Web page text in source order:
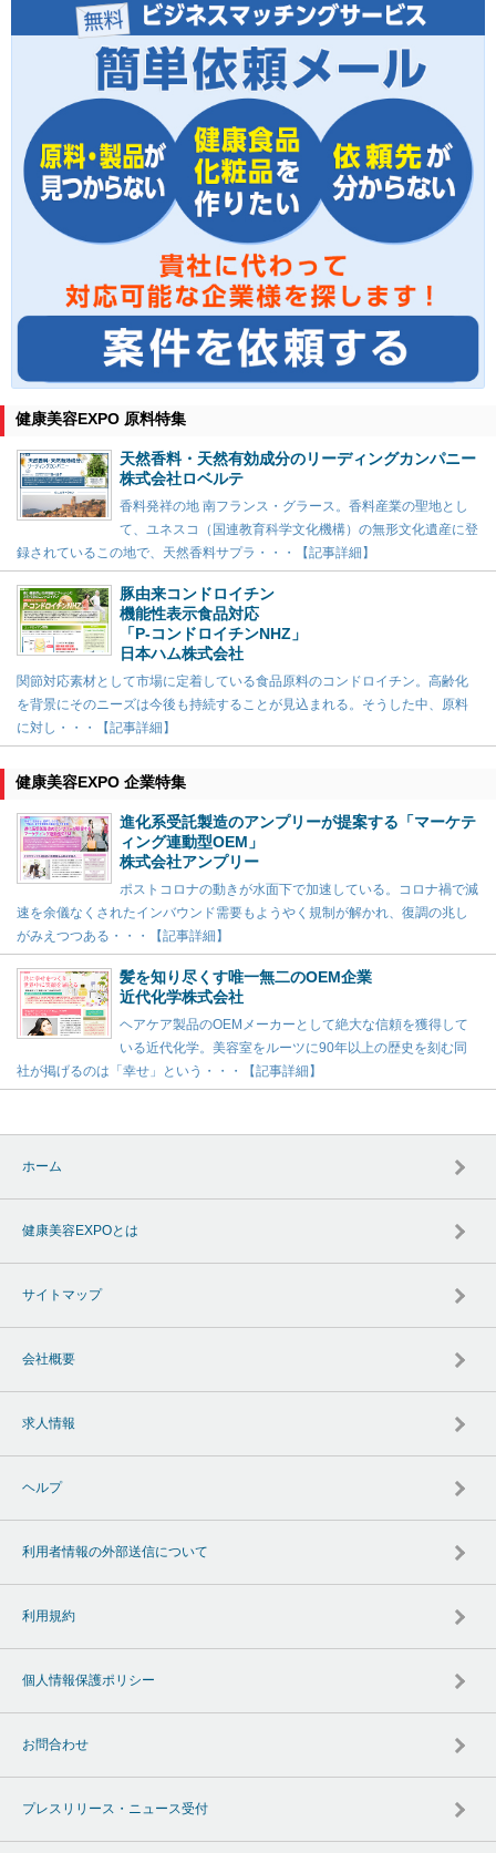
健康美容EXPO 原料特集
天然香料・天然有効成分のリーディングカンパニー
株式会社ロベルテ
香料発祥の地 南フランス・グラース。香料産業の聖地とし
て、ユネスコ（国連教育科学文化機構）の無形文化遺産に登
録されているこの地で、天然香料サプラ・・・【記事詳細】
豚由来コンドロイチン
機能性表示食品対応
「P-コンドロイチンNHZ」
日本ハム株式会社
関節対応素材として市場に定着している食品原料のコンドロイチン。高齢化
を背景にそのニーズは今後も持続することが見込まれる。そうした中、原料
に対し・・・【記事詳細】
健康美容EXPO 企業特集
進化系受託製造のアンプリーが提案する「マーケテ
ィング連動型OEM」
株式会社アンプリー
ポストコロナの動きが水面下で加速している。コロナ禍で減
速を余儀なくされたインバウンド需要もようやく規制が解かれ、復調の兆し
がみえつつある・・・【記事詳細】
髪を知り尽くす唯一無二のOEM企業
近代化学株式会社
ヘアケア製品のOEMメーカーとして絶大な信頼を獲得して
いる近代化学。美容室をルーツに90年以上の歴史を刻む同
社が掲げるのは「幸せ」という・・・【記事詳細】
ホーム
健康美容EXPOとは
サイトマップ
会社概要
求人情報
ヘルプ
利用者情報の外部送信について
利用規約
個人情報保護ポリシー
お問合わせ
プレスリリース・ニュース受付